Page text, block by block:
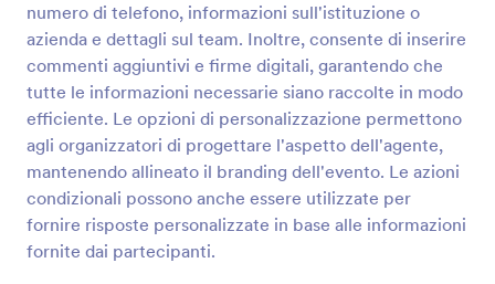
numero di telefono, informazioni sull'istituzione o
azienda e dettagli sul team. Inoltre, consente di inserire
commenti aggiuntivi e firme digitali, garantendo che
tutte le informazioni necessarie siano raccolte in modo
efficiente. Le opzioni di personalizzazione permettono
agli organizzatori di progettare l'aspetto dell'agente,
mantenendo allineato il branding dell'evento. Le azioni
condizionali possono anche essere utilizzate per
fornire risposte personalizzate in base alle informazioni
fornite dai partecipanti.